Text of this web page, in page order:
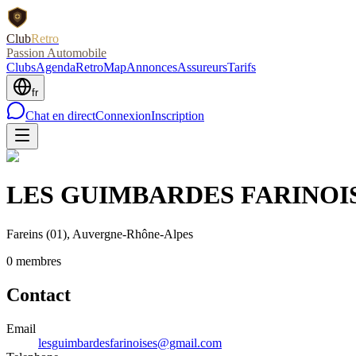
ClubRetro
Passion Automobile
ClubsAgendaRetroMapAnnoncesAssureursTarifs
fr
Chat en directConnexionInscription
LES GUIMBARDES
Fareins (01), Auvergne-Rhône-Alpes
0 membres
Contact
Email
lesguimbardesfarinoises@gmail.com